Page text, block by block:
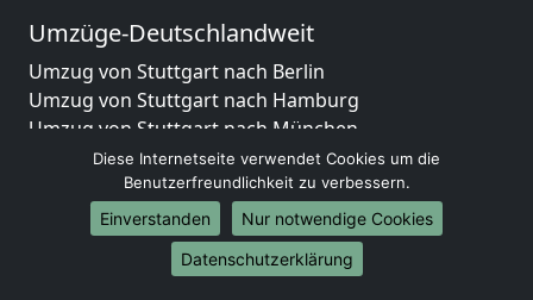
Umzüge-Deutschlandweit
Umzug von Stuttgart nach Berlin
Umzug von Stuttgart nach Hamburg
Umzug von Stuttgart nach München
Umzug von Stuttgart nach Köln
Umzug von Stuttgart nach Frankfurt am Main
Umzug von Stuttgart nach Stuttgart
Umzug von Stuttgart nach Düsseldorf
Umzug von Stuttgart nach Leipzig
Diese Internetseite verwendet Cookies um die
Benutzerfreundlichkeit zu verbessern.
Einverstanden
Nur notwendige Cookies
Datenschutzerklärung